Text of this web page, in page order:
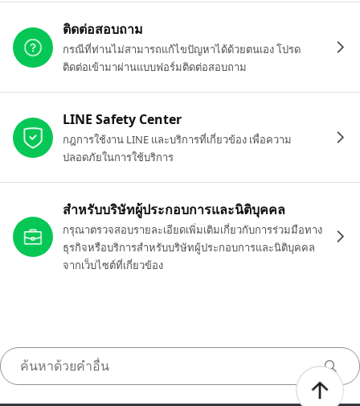
ติดต่อสอบถาม
กรณีที่ท่านไม่สามารถแก้ไขปัญหาได้ด้วยตนเอง โปรด
ติดต่อเข้ามาผ่านแบบฟอร์มติดต่อสอบถาม
LINE Safety Center
กฎการใช้งาน LINE และบริการที่เกี่ยวข้อง เพื่อความ
ปลอดภัยในการใช้บริการ
สำหรับบริษัทผู้ประกอบการและนิติบุคคล
กรุณาตรวจสอบรายละเอียดเพิ่มเติมเกี่ยวกับการร่วมมือทาง
ธุรกิจหรือบริการสำหรับบริษัทผู้ประกอบการและนิติบุคคล
จากเว็บไซต์ที่เกี่ยวข้อง